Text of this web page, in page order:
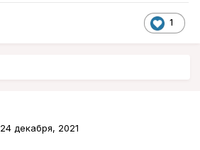
1
24 декабря, 2021